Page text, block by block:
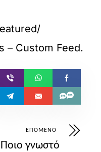
itv-ap-
– Custom Feed.
ΕΠΌΜΕΝΟ
Ποιο γνωστό